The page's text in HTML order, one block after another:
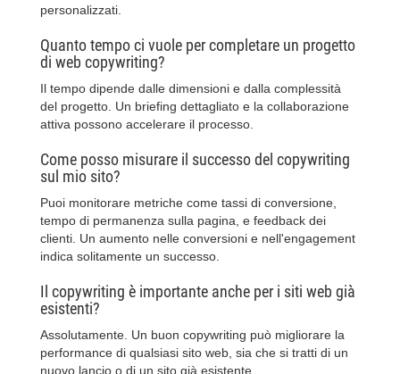
personalizzati.
Quanto tempo ci vuole per completare un progetto
di web copywriting?
Il tempo dipende dalle dimensioni e dalla complessità
del progetto. Un briefing dettagliato e la collaborazione
attiva possono accelerare il processo.
Come posso misurare il successo del copywriting
sul mio sito?
Puoi monitorare metriche come tassi di conversione,
tempo di permanenza sulla pagina, e feedback dei
clienti. Un aumento nelle conversioni e nell'engagement
indica solitamente un successo.
Il copywriting è importante anche per i siti web già
esistenti?
Assolutamente. Un buon copywriting può migliorare la
performance di qualsiasi sito web, sia che si tratti di un
nuovo lancio o di un sito già esistente.